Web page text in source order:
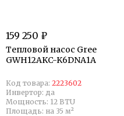
159 250 ₽
Тепловой насос Gree
GWH12AKC-K6DNA1A
Код товара: 2223602
Инвертор: да
Мощность: 12 BTU
Площадь: на 35 м²